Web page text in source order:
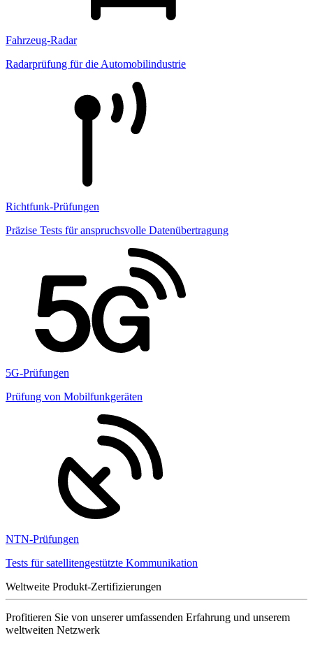
Fahrzeug-Radar
Radarprüfung für die Automobilindustrie
Richtfunk-Prüfungen
Präzise Tests für anspruchsvolle Datenübertragung
5G-Prüfungen
Prüfung von Mobilfunkgeräten
NTN-Prüfungen
Tests für satellitengestützte Kommunikation
Weltweite Produkt-Zertifizierungen
Profitieren Sie von unserer umfassenden Erfahrung und unserem
weltweiten Netzwerk